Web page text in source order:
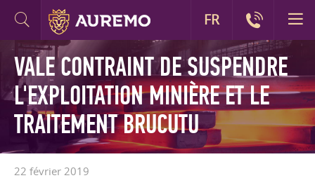
VALE CONTRAINT DE SUSPENDRE
L'EXPLOITATION MINIÈRE ET LE
TRAITEMENT BRUCUTU
22 février 2019
FR